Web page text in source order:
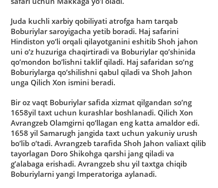
Juda kuchli xarbiy qobiliyati atrofga ham tarqab
Boburiylar saroyigacha yetib boradi. Haj safarini
Hindiston yo’li orqali qilayotganini eshitib Shoh jahon
uni o’z huzuriga chaqirtiradi va Boburiylar qo’shinida
qo’mondon bo’lishni taklif qiladi. Haj safaridan so’ng
Boburiylarga qo’shilishni qabul qiladi va Shoh Jahon
unga Qilich Xon ismini beradi.
Bir oz vaqt Boburiylar safida xizmat qilgandan so’ng
1658yil taxt uchun kurashlar boshlanadi. Qilich Xon
Avrangzeb Olamgirni qo’llagan eng katta amaldor edi.
1658 yil Samarugh jangida taxt uchun yakuniy urush
bo’lib o’tadi. Avrangzeb tarafida Shoh Jahon valiaxt qilib
tayorlagan Doro Shikohga qarshi jang qiladi va
g’alabaga erishadi. Avrangzeb shu yil taxtga chiqib
Boburiylarni yangi Imperatoriga aylanadi.